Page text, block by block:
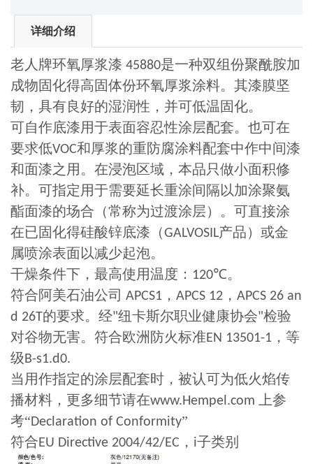
详细介绍
老人牌环氧厚浆漆45880是一种双组份聚酰胺加
成物固化得高固体份环氧厚浆涂料。其漆膜坚
韧，具有良好的湿润性，并可低温固化。
可自作底漆用于表面容忍性涂层配套。也可在
要求低VOC和厚浆的重防腐涂料配套中作中间漆
和面漆之用。在浸泡区域，本品只做小面积修
补。可指定用于需要延长重涂间隔以加涂聚氨
酯面漆的场合（常称为过渡涂层）。可直接涂
在已固化得硅酸锌底漆（GALVOSIL产品）或金
属喷涂表面以减少起泡。
干燥条件下，最高使用温度： 120℃。
符合阿美石油公司APCS1 ，APCS 12 ，APCS 26 an
d 26T的要求。经"纽卡斯尔职业健康协会"检验
对谷物无害。符合欧洲防火标准EN 13501-1 ，等
级B-s1.d0.
当用作指定的涂层配套时，被认可为低火焰传
播材料，更多细节请在www.Hempel.com上参
考“Declaration of Conformity”
符合EU Directive 2004/42/EC ， i子类别